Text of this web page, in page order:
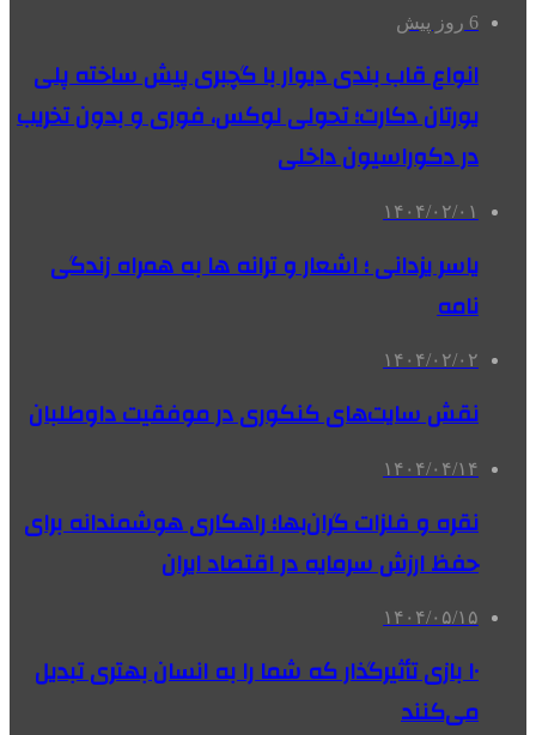
6 روز پیش
انواع قاب بندی دیوار با گچبری پیش ساخته پلی
یورتان دکارت؛ تحولی لوکس، فوری و بدون تخریب
در دکوراسیون داخلی
۱۴۰۴/۰۲/۰۱
یاسر یزدانی ؛ اشعار و ترانه ها به همراه زندگی
نامه
۱۴۰۴/۰۲/۰۲
نقش سایت‌های کنکوری در موفقیت داوطلبان
۱۴۰۴/۰۴/۱۴
نقره و فلزات گران‌بها؛ راهکاری هوشمندانه برای
حفظ ارزش سرمایه در اقتصاد ایران
۱۴۰۴/۰۵/۱۵
۱۰ بازی تأثیرگذار که شما را به انسان بهتری تبدیل
می‌کنند